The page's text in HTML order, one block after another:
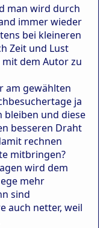
man wird durch
immer wieder
bei kleineren
Zeit und Lust
dem Autor zu
am gewählten
ja
bleiben und diese
besseren Draht
rechnen
mitbringen?
wird dem
mehr
sind
auch netter, weil